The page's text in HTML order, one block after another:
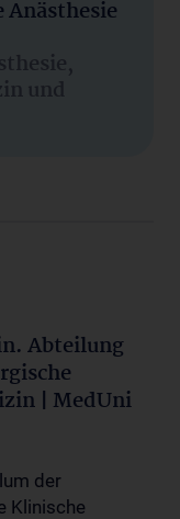
und
Abteilung
| MedUni
der
Klinische